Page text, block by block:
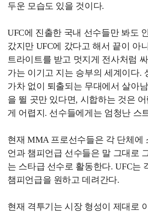
두운 모습도 있을 것이다.
UFC에 진출한 국내 선수들만 봐도
갔지만 UFC에 갔다고 해서 끝이 아
트라이트를 받고 멋지게 전사처럼
가는 이기고 지는 승부의 세계이다.
가차 없이 퇴출되는 무대에서 살아
을 뛸 곳만 있다면, 시합하는 것은
게 어렵지. 선수들에게는 엄청난 스
현재 MMA 프로선수들은 각 단체에
언과 챔피언급 선수들은 말 그대로
는 스타급 선수로 활동한다. UFC는
챔피언급을 원하고 데려간다.
현재 격투기는 시장 형성이 제대로